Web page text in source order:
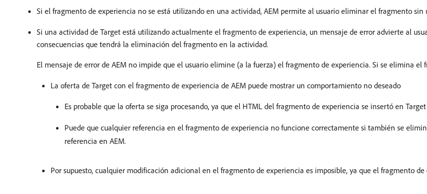
Si el fragmento de experiencia no se está utilizando en una actividad, AEM permite al usuario eliminar el fragmento sin
Si una actividad de Target está utilizando actualmente el fragmento de experiencia, un mensaje de error advierte al
consecuencias que tendrá la eliminación del fragmento en la actividad.
El mensaje de error de AEM no impide que el usuario elimine (a la fuerza) el fragmento de experiencia. Si se elimina el
La oferta de Target con el fragmento de experiencia de AEM puede mostrar un comportamiento no deseado
Es probable que la oferta se siga procesando, ya que el HTML del fragmento de experiencia se insertó en Target
Puede que cualquier referencia en el fragmento de experiencia no funcione correctamente si también se
referencia en AEM.
Por supuesto, cualquier modificación adicional en el fragmento de experiencia es imposible, ya que el fragmento